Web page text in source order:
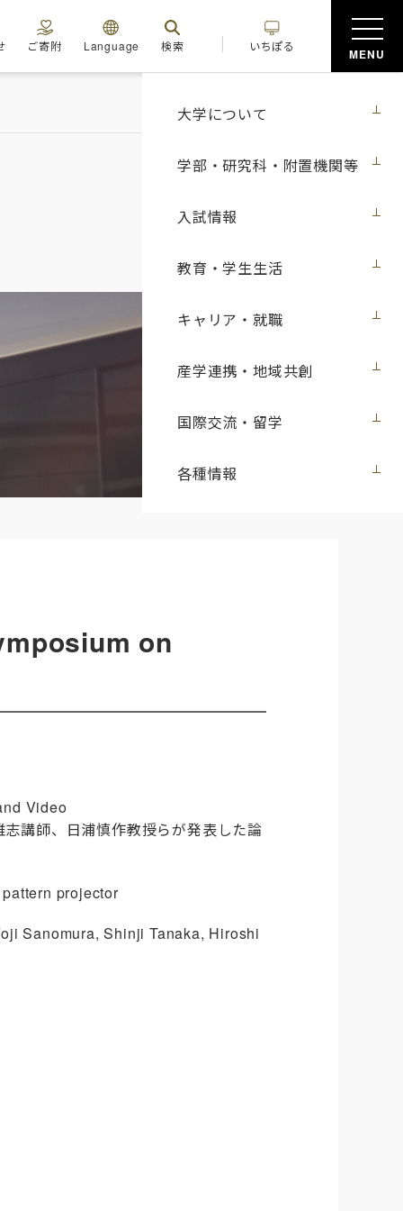
大学について
学部・研究科・附置機関等
入試情報
教育・学生生活
キャリア・就職
産学連携・地域共創
国際交流・留学
各種情報
ご寄附 Language 検索 いちぽる
MENU
on
Video
講師、日浦慎作教授らが発表した論
projector
Sanomura, Shinji Tanaka, Hiroshi